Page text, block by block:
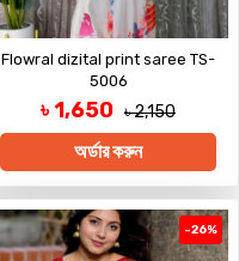
Flowral dizital print saree TS-
5006
৳ 1,650 ৳ 2,150
অর্ডার করুন
-26%